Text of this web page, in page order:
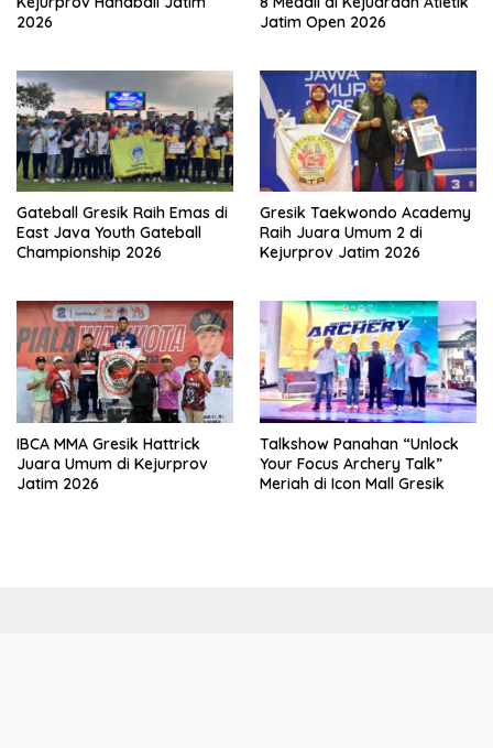
2026
Jatim Open 2026
Gateball Gresik Raih Emas di
East Java Youth Gateball
Championship 2026
Gresik Taekwondo Academy
Raih Juara Umum 2 di
Kejurprov Jatim 2026
IBCA MMA Gresik Hattrick
Juara Umum di Kejurprov
Jatim 2026
Talkshow Panahan “Unlock
Your Focus Archery Talk”
Meriah di Icon Mall Gresik